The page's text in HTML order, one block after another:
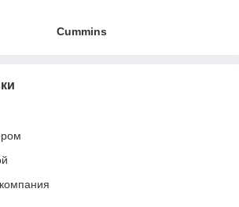
Cummins